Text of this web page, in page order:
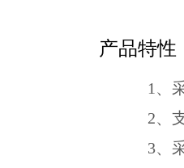
产品特性
1、
2、
3、